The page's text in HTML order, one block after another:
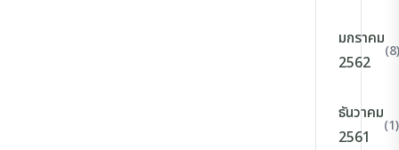
มกราคม
2562
(8)
ธันวาคม
2561
(1)